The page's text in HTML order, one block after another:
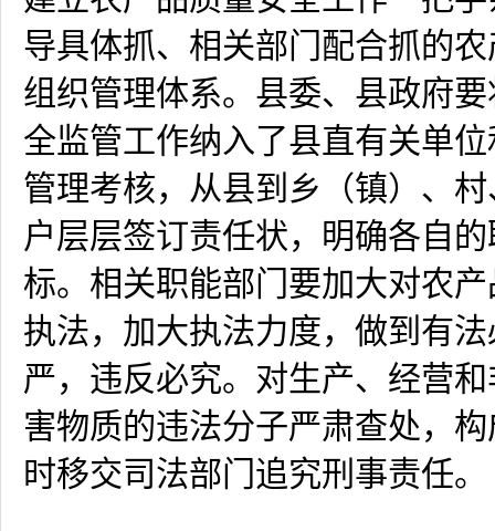
导具体抓、相关部门配合抓的
组织管理体系。县委、县政府
全监管工作纳入了县直有关单
管理考核，从县到乡（镇）、
户层层签订责任状，明确各自
标。相关职能部门要加大对农
执法，加大执法力度，做到有
严，违反必究。对生产、经营
害物质的违法分子严肃查处，
时移交司法部门追究刑事责任。